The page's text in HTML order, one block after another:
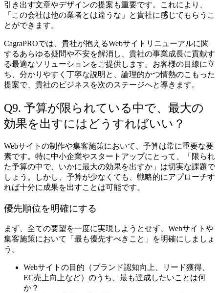
引き出す文章やデザインの提案も重要です。これにより、
「この会社は他の業者とは違うな」と貴社に感じてもらうこ
とができます。
CagraPROでは、貴社が抱えるWebサイトリニューアルに関
するあらゆる疑問や不安を解消し、貴社の事業成長に貢献す
る最適なソリューションをご提供します。お客様の目線に立
ち、分かりやすく丁寧な説明と、論理的かつ情熱のこもった
提案で、貴社のビジネスを次のステージへと導きます。
Q9. 予算が限られている中で、最大の
効果を出すにはどうすればいい？
Webサイトの制作や集客施策において、予算は常に重要な要
素です。特に中小企業やスタートアップにとって、「限られ
た予算の中で、いかに最大の効果を出すか」は切実な課題で
しょう。しかし、予算が少なくても、戦略的にアプローチす
れば十分に成果を出すことは可能です。
優先順位を明確にする
まず、全ての要望を一度に実現しようとせず、Webサイトや
集客施策において「最も優先すべきこと」を明確にしましょ
う。
Webサイトの目的（ブランド認知向上、リード獲得、
EC売上向上など）のうち、最も達成したいことは何
か？